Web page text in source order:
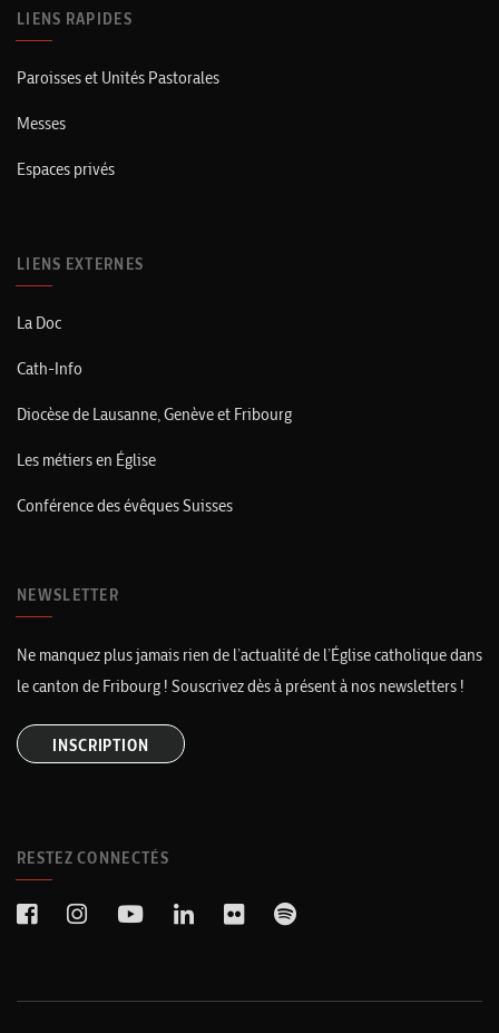
LIENS RAPIDES
Paroisses et Unités Pastorales
Messes
Espaces privés
LIENS EXTERNES
La Doc
Cath-Info
Diocèse de Lausanne, Genève et Fribourg
Les métiers en Église
Conférence des évêques Suisses
NEWSLETTER
Ne manquez plus jamais rien de l’actualité de l’Église catholique dans
le canton de Fribourg ! Souscrivez dès à présent à nos newsletters !
INSCRIPTION
RESTEZ CONNECTÉS